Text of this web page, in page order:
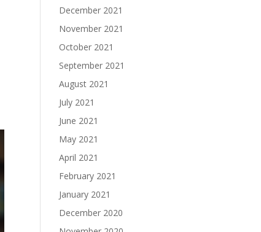
December 2021
November 2021
October 2021
September 2021
August 2021
July 2021
June 2021
May 2021
April 2021
February 2021
January 2021
December 2020